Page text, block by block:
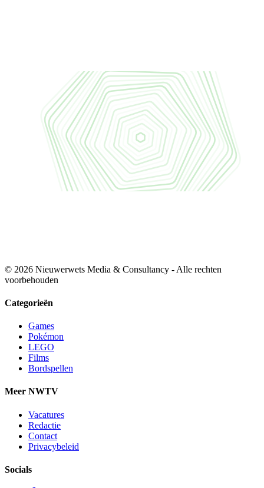
© 2026 Nieuwerwets Media & Consultancy - Alle rechten
voorbehouden
Categorieën
Games
Pokémon
LEGO
Films
Bordspellen
Meer NWTV
Vacatures
Redactie
Contact
Privacybeleid
Socials